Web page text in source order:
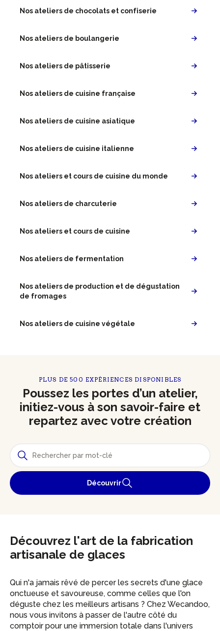
Nos ateliers de chocolats et confiserie
Nos ateliers de boulangerie
Nos ateliers de pâtisserie
Nos ateliers de cuisine française
Nos ateliers de cuisine asiatique
Nos ateliers de cuisine italienne
Nos ateliers et cours de cuisine du monde
Nos ateliers de charcuterie
Nos ateliers et cours de cuisine
Nos ateliers de fermentation
Nos ateliers de production et de dégustation
de fromages
Nos ateliers de cuisine végétale
PLUS DE 500 EXPÉRIENCES DISPONIBLES
Poussez les portes d’un atelier,
initiez-vous à son savoir-faire et
repartez avec votre création
Découvrir
Découvrez l'art de la fabrication
artisanale de glaces
Qui n'a jamais rêvé de percer les secrets d'une glace
onctueuse et savoureuse, comme celles que l'on
déguste chez les meilleurs artisans ? Chez Wecandoo,
nous vous invitons à passer de l'autre côté du
comptoir pour une immersion totale dans l'univers